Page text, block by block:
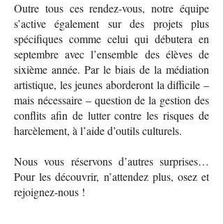
Outre tous ces rendez-vous, notre équipe
s’active également sur des projets plus
spécifiques comme celui qui débutera en
septembre avec l’ensemble des élèves de
sixième année. Par le biais de la médiation
artistique, les jeunes aborderont la difficile –
mais nécessaire – question de la gestion des
conflits afin de lutter contre les risques de
harcèlement, à l’aide d’outils culturels.
Nous vous réservons d’autres surprises…
Pour les découvrir, n’attendez plus, osez et
rejoignez-nous !